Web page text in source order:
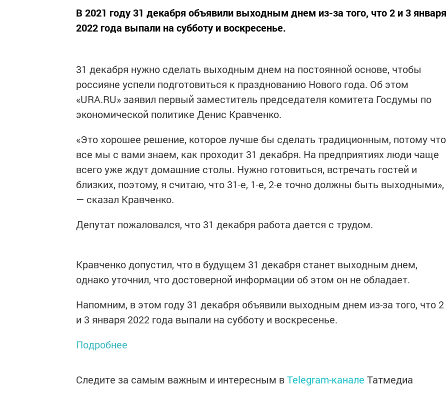
В 2021 году 31 декабря объявили выходным днем из-за того, что 2 и 3 января
2022 года выпали на субботу и воскресенье.
31 декабря нужно сделать выходным днем на постоянной основе, чтобы
россияне успели подготовиться к празднованию Нового года. Об этом
«URA.RU» заявил первый заместитель председателя комитета Госдумы по
экономической политике Денис Кравченко.
«Это хорошее решение, которое лучше бы сделать традиционным, потому что
все мы с вами знаем, как проходит 31 декабря. На предприятиях люди чаще
всего уже ждут домашние столы. Нужно готовиться, встречать гостей и
близких, поэтому, я считаю, что 31-е, 1-е, 2-е точно должны быть выходными»,
— сказал Кравченко.
Депутат пожаловался, что 31 декабря работа дается с трудом.
Кравченко допустил, что в будущем 31 декабря станет выходным днем,
однако уточнил, что достоверной информации об этом он не обладает.
Напомним, в этом году 31 декабря объявили выходным днем из-за того, что 2
и 3 января 2022 года выпали на субботу и воскресенье.
Подробнее
Следите за самым важным и интересным вTelegram-канале Татмедиа